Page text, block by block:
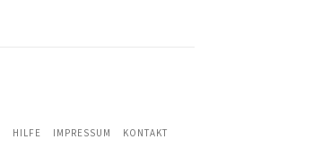
HILFE IMPRESSUM KONTAKT